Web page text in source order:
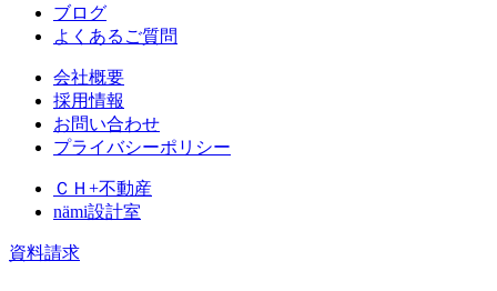
ブログ
よくあるご質問
会社概要
採用情報
お問い合わせ
プライバシーポリシー
ＣＨ+不動産
nämi設計室
資料請求